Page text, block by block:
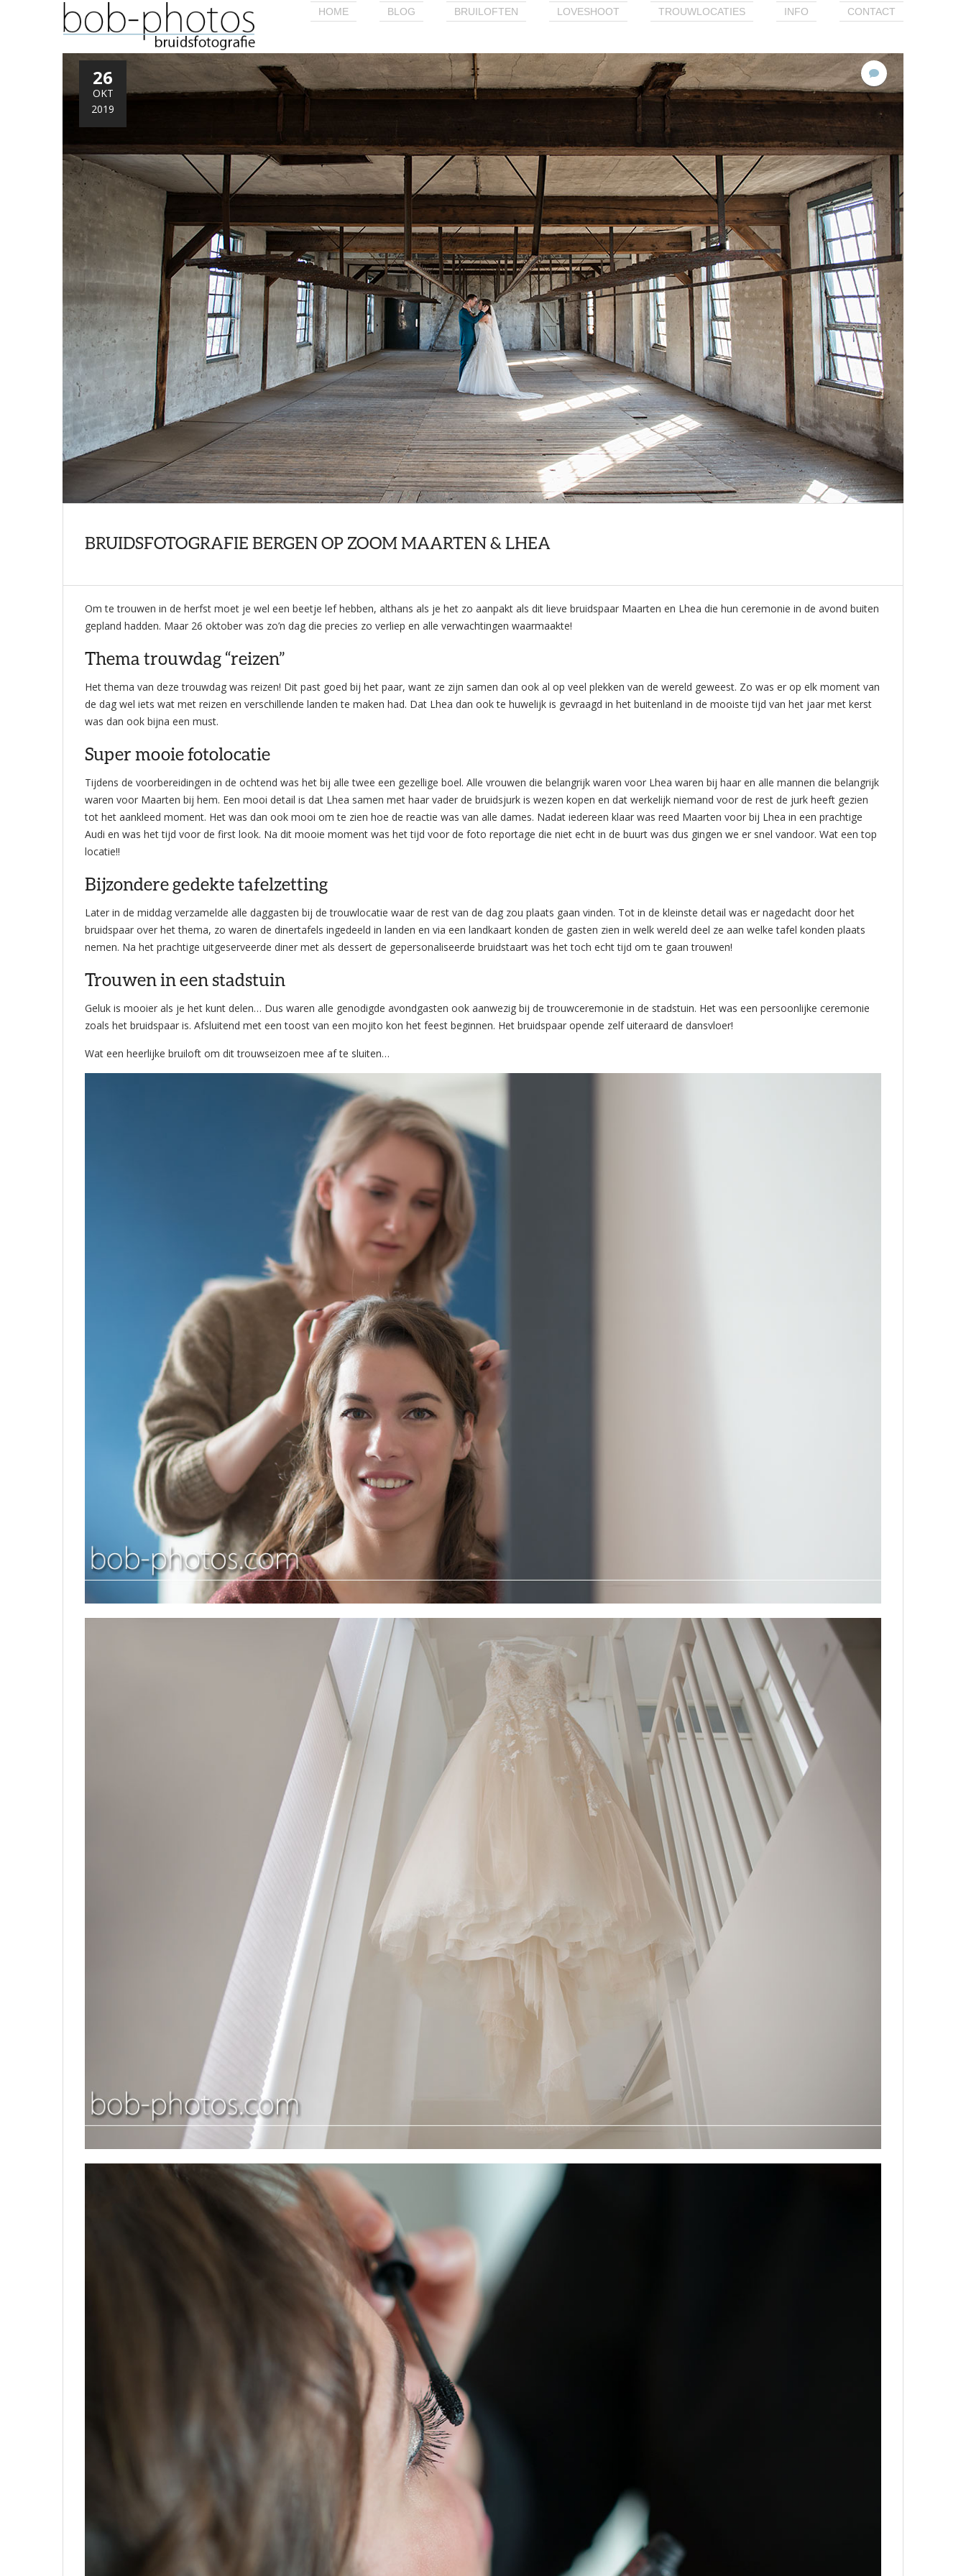
HOME BLOG BRUILOFTEN LOVESHOOT TROUWLOCATIES INFO CONTACT
2
reacties
26
OKT
2019
BRUIDSFOTOGRAFIE BERGEN OP ZOOM MAARTEN & LHEA
Om te trouwen in de herfst moet je wel een beetje lef hebben, althans als je het zo aanpakt als dit lieve bruidspaar Maarten en Lhea die hun ceremonie in de avond buiten
gepland hadden. Maar 26 oktober was zo’n dag die precies zo verliep en alle verwachtingen waarmaakte!
Thema trouwdag “reizen”
Het thema van deze trouwdag was reizen! Dit past goed bij het paar, want ze zijn samen dan ook al op veel plekken van de wereld geweest. Zo was er op elk moment van
de dag wel iets wat met reizen en verschillende landen te maken had. Dat Lhea dan ook te huwelijk is gevraagd in het buitenland in de mooiste tijd van het jaar met kerst
was dan ook bijna een must.
Super mooie fotolocatie
Tijdens de voorbereidingen in de ochtend was het bij alle twee een gezellige boel. Alle vrouwen die belangrijk waren voor Lhea waren bij haar en alle mannen die belangrijk
waren voor Maarten bij hem. Een mooi detail is dat Lhea samen met haar vader de bruidsjurk is wezen kopen en dat werkelijk niemand voor de rest de jurk heeft gezien
tot het aankleed moment. Het was dan ook mooi om te zien hoe de reactie was van alle dames. Nadat iedereen klaar was reed Maarten voor bij Lhea in een prachtige
Audi en was het tijd voor de first look. Na dit mooie moment was het tijd voor de foto reportage die niet echt in de buurt was dus gingen we er snel vandoor. Wat een top
locatie!!
Bijzondere gedekte tafelzetting
Later in de middag verzamelde alle daggasten bij de trouwlocatie waar de rest van de dag zou plaats gaan vinden. Tot in de kleinste detail was er nagedacht door het
bruidspaar over het thema, zo waren de dinertafels ingedeeld in landen en via een landkaart konden de gasten zien in welk wereld deel ze aan welke tafel konden plaats
nemen. Na het prachtige uitgeserveerde diner met als dessert de gepersonaliseerde bruidstaart was het toch echt tijd om te gaan trouwen!
Trouwen in een stadstuin
Geluk is mooier als je het kunt delen… Dus waren alle genodigde avondgasten ook aanwezig bij de trouwceremonie in de stadstuin. Het was een persoonlijke ceremonie
zoals het bruidspaar is. Afsluitend met een toost van een mojito kon het feest beginnen. Het bruidspaar opende zelf uiteraard de dansvloer!
Wat een heerlijke bruiloft om dit trouwseizoen mee af te sluiten…